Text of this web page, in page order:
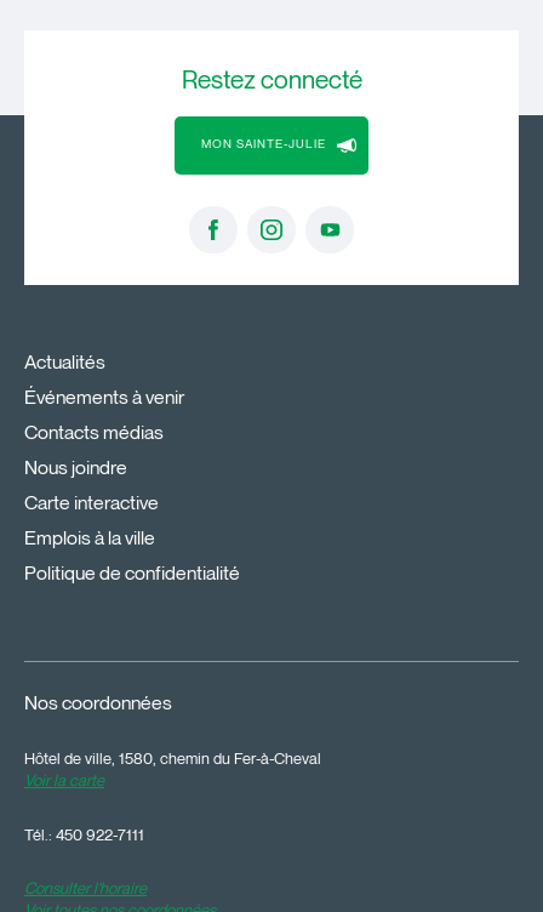
Restezconnecté
MON SAINTE-JULIE
Actualités
Événements à venir
Contacts médias
Nous joindre
Carte interactive
Emplois à la ville
Politique de confidentialité
Nos coordonnées
Hôtel de ville, 1580, chemin du Fer-à-Cheval
Voir la carte
Tél.: 450 922-7111
Consulter l'horaire